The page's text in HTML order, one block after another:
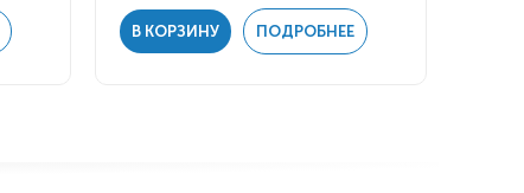
В КОРЗИНУ ПОДРОБНЕЕ